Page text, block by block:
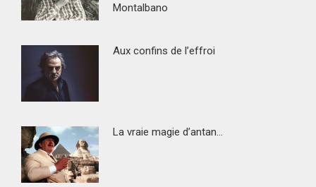
Montalbano
Aux confins de l’effroi
La vraie magie d’antan…